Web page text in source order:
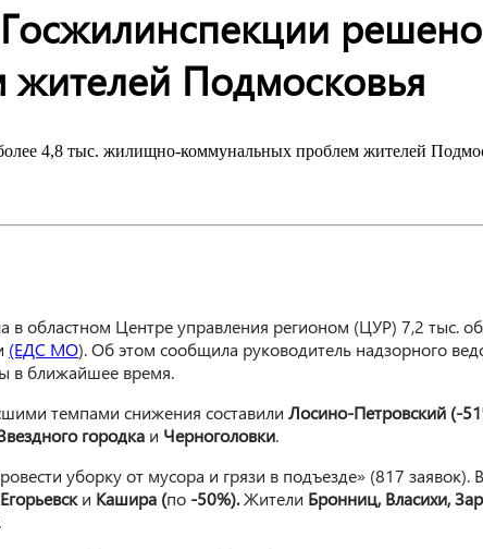
Подмосковья
4,8 тыс. жилищно-коммунальных проблем жителей
областном Центре управления регионом (ЦУР) 7,2 тыс.
(ЕДС МО). Об этом сообщила руководитель надзорного
в ближайшее время.
темпами снижения составили Лосино-Петровский (-
городка и Черноголовки.
уборку от мусора и грязи в подъезде» (817 заявок).
и Кашира (по -50%).Жители Бронниц, Власихи,